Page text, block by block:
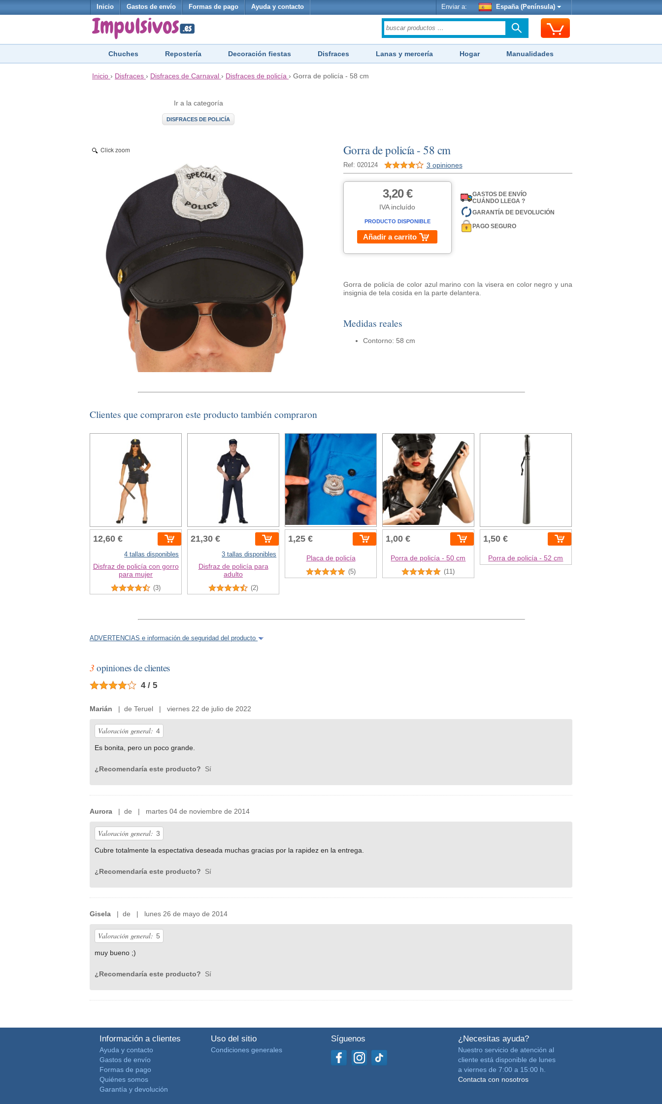
Inicio Gastos de envío Formas de pago Ayuda y contacto Enviar a: España (Península)
Chuches Repostería Decoración fiestas Disfraces Lanas y mercería Hogar Manualidades
Inicio › Disfraces › Disfraces de Carnaval › Disfraces de policía › Gorra de policía - 58 cm
Ir a la categoría
DISFRACES DE POLICÍA
Gorra de policía - 58 cm
Ref: 020124 3 opiniones
Click zoom
3,20 €
IVA incluído
PRODUCTO DISPONIBLE
Añadir a carrito
GASTOS DE ENVÍO
CUÁNDO LLEGA ?
GARANTÍA DE DEVOLUCIÓN
PAGO SEGURO
Gorra de policía de color azul marino con la visera en color negro y una
insignia de tela cosida en la parte delantera.
Medidas reales
Contorno: 58 cm
Clientes que compraron este producto también compraron
12,60 €
4 tallas disponibles
Disfraz de policía con gorro
para mujer
(3)
21,30 €
3 tallas disponibles
Disfraz de policía para
adulto
(2)
1,25 €
Placa de policía
(5)
1,00 €
Porra de policía - 50 cm
(11)
1,50 €
Porra de policía - 52 cm
ADVERTENCIAS e información de seguridad del producto
3 opiniones de clientes
4 / 5
Marián | de Teruel | viernes 22 de julio de 2022
Valoración general: 4
Es bonita, pero un poco grande.
¿Recomendaría este producto? Sí
Aurora | de | martes 04 de noviembre de 2014
Valoración general: 3
Cubre totalmente la espectativa deseada muchas gracias por la rapidez en la entrega.
¿Recomendaría este producto? Sí
Gisela | de | lunes 26 de mayo de 2014
Valoración general: 5
muy bueno ;)
¿Recomendaría este producto? Sí
Información a clientes
Ayuda y contacto
Gastos de envío
Formas de pago
Quiénes somos
Garantía y devolución
Uso del sitio
Condiciones generales
Síguenos ¿Necesitas ayuda?
Nuestro servicio de atención al
cliente está disponible de lunes
a viernes de 7:00 a 15:00 h.
Contacta con nosotros